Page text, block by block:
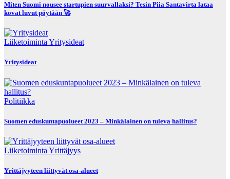
Miten Suomi nousee startupien suurvallaksi? Tesin Piia Santavirta lataa
kovat luvut pöytään 🚀
Liiketoiminta Yritysideat
Yritysideat
Politiikka
Suomen eduskuntapuolueet 2023 – Minkälainen on tuleva hallitus?
Liiketoiminta Yrittäjyys
Yrittäjyyteen liittyvät osa-alueet